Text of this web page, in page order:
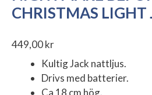
CHRISTMAS LIGHT
449,00kr
Kultig Jack nattljus.
Drivs med batterier.
Ca 18 cm hög.